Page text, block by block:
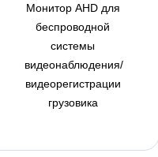
Монитор AHD для
беспроводной
системы
видеонаблюдения/
видеорегистрации
грузовика